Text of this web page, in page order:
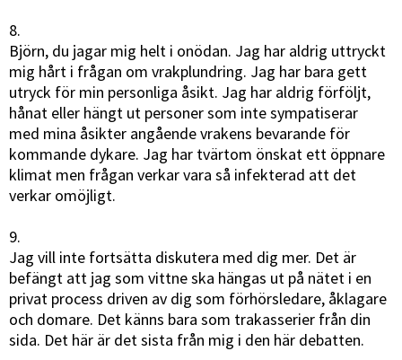
8.
Björn, du jagar mig helt i onödan. Jag har aldrig uttryckt
mig hårt i frågan om vrakplundring. Jag har bara gett
utryck för min personliga åsikt. Jag har aldrig förföljt,
hånat eller hängt ut personer som inte sympatiserar
med mina åsikter angående vrakens bevarande för
kommande dykare. Jag har tvärtom önskat ett öppnare
klimat men frågan verkar vara så infekterad att det
verkar omöjligt.
9.
Jag vill inte fortsätta diskutera med dig mer. Det är
befängt att jag som vittne ska hängas ut på nätet i en
privat process driven av dig som förhörsledare, åklagare
och domare. Det känns bara som trakasserier från din
sida. Det här är det sista från mig i den här debatten.